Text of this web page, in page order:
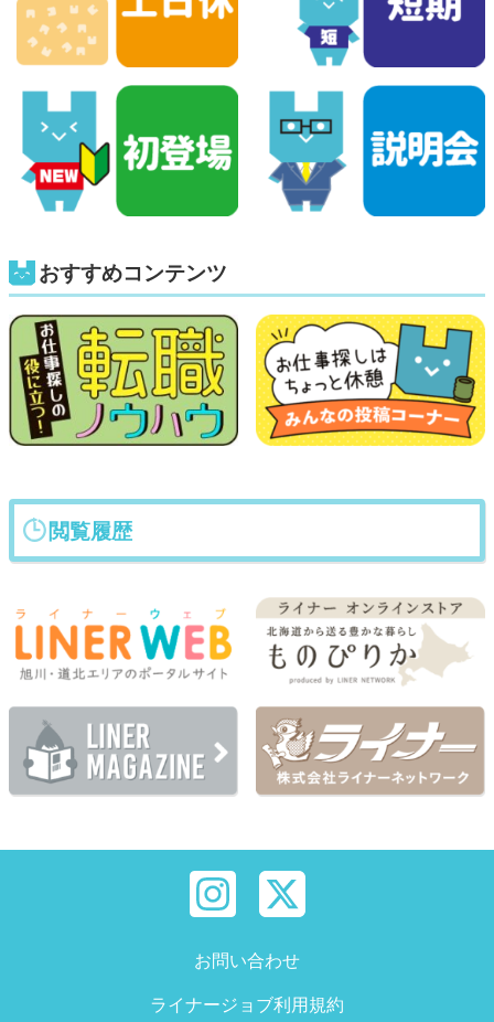
おすすめコンテンツ
閲覧履歴
お問い合わせ
ライナージョブ利用規約